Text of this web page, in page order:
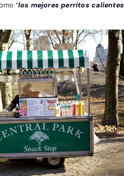
“los mejores perritos calientes